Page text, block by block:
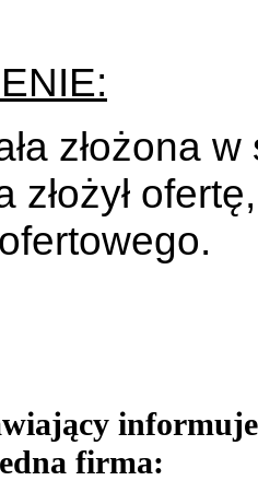
złożona
złożył
firma: